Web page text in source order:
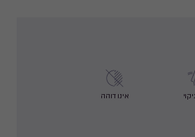
אינו דוהה